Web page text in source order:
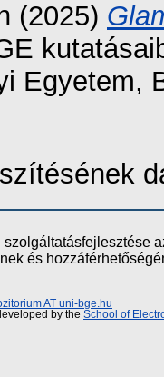
(2025)
Egyetem,
és
AT uni-bge.hu
by the School of